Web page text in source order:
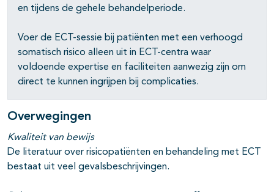
en tijdens de gehele behandelperiode.
Voer de ECT-sessie bij patiënten met een verhoogd
somatisch risico alleen uit in ECT-centra waar
voldoende expertise en faciliteiten aanwezig zijn om
direct te kunnen ingrijpen bij complicaties.
Overwegingen
Kwaliteit van bewijs
De literatuur over risicopatiënten en behandeling met ECT
bestaat uit veel gevalsbeschrijvingen.